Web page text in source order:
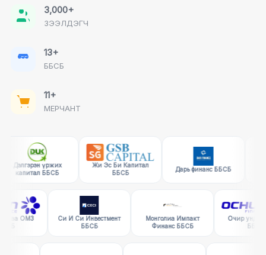
3,000+
ЗЭЭЛДЭГЧ
13+
ББСБ
11+
МЕРЧАНТ
Дэлгэрэн үржих
капитал ББСБ
Жи Эс Би Капитал
ББСБ
Дарь финанс ББСБ
ундраа ОМЗ
Си И Си Инвестмент
ББСБ
Монголиа Импакт
Финанс ББСБ
Очир